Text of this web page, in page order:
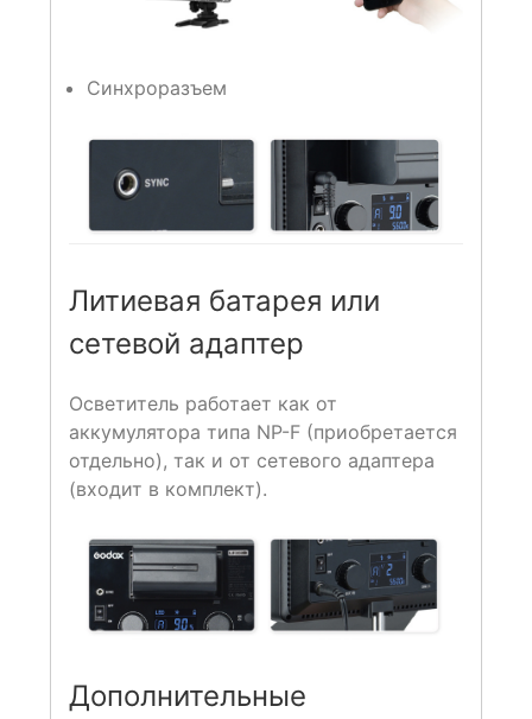
Синхроразъем
Литиевая батарея или
сетевой адаптер
Осветитель работает как от
аккумулятора типа NP-F (приобретается
отдельно), так и от сетевого адаптера
(входит в комплект).
Дополнительные